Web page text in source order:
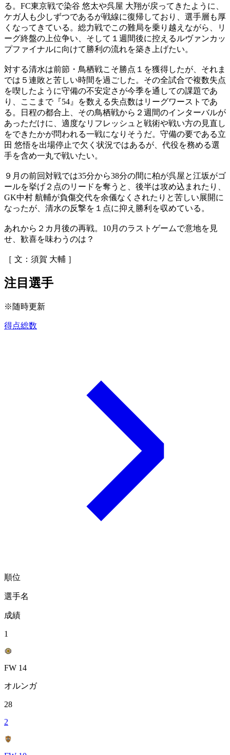
る。FC東京戦で染谷 悠太や呉屋 大翔が戻ってきたように、
ケガ人も少しずつであるが戦線に復帰しており、選手層も厚
くなってきている。総力戦でこの難局を乗り越えながら、リ
ーグ終盤の上位争い、そして１週間後に控えるルヴァンカッ
プファイナルに向けて勝利の流れを築き上げたい。
対する清水は前節・鳥栖戦こそ勝点１を獲得したが、それま
では５連敗と苦しい時間を過ごした。その全試合で複数失点
を喫したように守備の不安定さが今季を通しての課題であ
り、ここまで『54』を数える失点数はリーグワーストであ
る。日程の都合上、その鳥栖戦から２週間のインターバルが
あっただけに、適度なリフレッシュと戦術や戦い方の見直し
をできたかが問われる一戦になりそうだ。守備の要である立
田 悠悟を出場停止で欠く状況ではあるが、代役を務める選
手を含め一丸で戦いたい。
９月の前回対戦では35分から38分の間に柏が呉屋と江坂がゴ
ールを挙げ２点のリードを奪うと、後半は攻め込まれたり、
GK中村 航輔が負傷交代を余儀なくされたりと苦しい展開に
なったが、清水の反撃を１点に抑え勝利を収めている。
あれから２カ月後の再戦。10月のラストゲームで意地を見
せ、歓喜を味わうのは？
［ 文：須賀 大輔 ］
注目選手
※随時更新
得点総数
順位
選手名
成績
1
FW 14
オルンガ
28
2